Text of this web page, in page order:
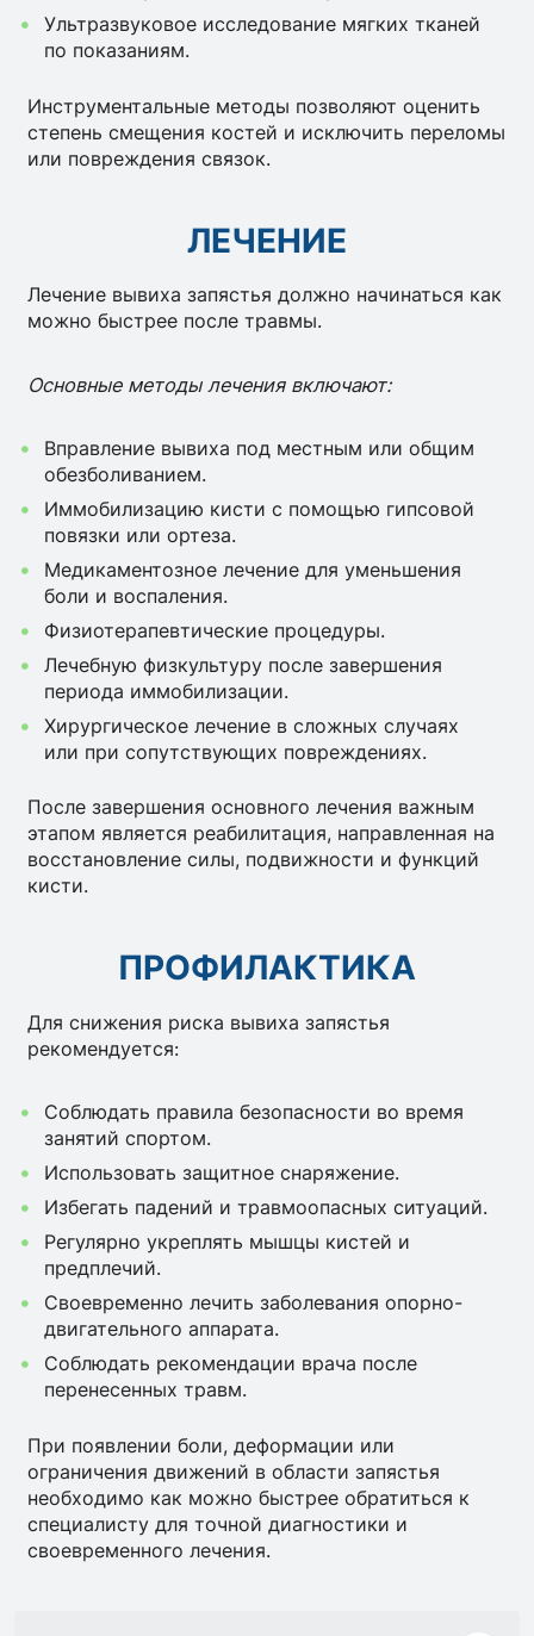
Ультразвуковое исследование мягких тканей
по показаниям.
Инструментальные методы позволяют оценить
степень смещения костей и исключить переломы
или повреждения связок.
ЛЕЧЕНИЕ
Лечение вывиха запястья должно начинаться как
можно быстрее после травмы.
Основные методы лечения включают:
Вправление вывиха под местным или общим
обезболиванием.
Иммобилизацию кисти с помощью гипсовой
повязки или ортеза.
Медикаментозное лечение для уменьшения
боли и воспаления.
Физиотерапевтические процедуры.
Лечебную физкультуру после завершения
периода иммобилизации.
Хирургическое лечение в сложных случаях
или при сопутствующих повреждениях.
После завершения основного лечения важным
этапом является реабилитация, направленная на
восстановление силы, подвижности и функций
кисти.
ПРОФИЛАКТИКА
Для снижения риска вывиха запястья
рекомендуется:
Соблюдать правила безопасности во время
занятий спортом.
Использовать защитное снаряжение.
Избегать падений и травмоопасных ситуаций.
Регулярно укреплять мышцы кистей и
предплечий.
Своевременно лечить заболевания опорно-
двигательного аппарата.
Соблюдать рекомендации врача после
перенесенных травм.
При появлении боли, деформации или
ограничения движений в области запястья
необходимо как можно быстрее обратиться к
специалисту для точной диагностики и
своевременного лечения.